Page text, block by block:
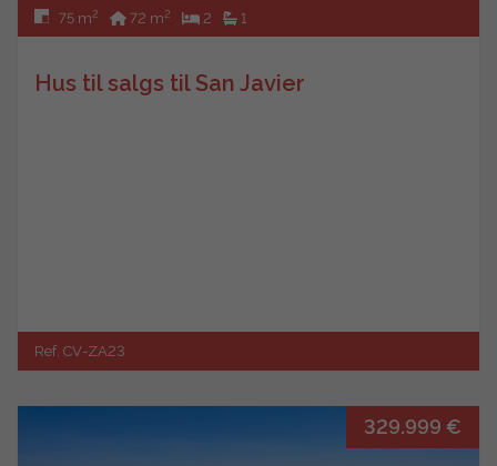
75 m2 72 m2 2 1
Hus til salgs til San Javier
Ref. CV-ZA23
329.999 €